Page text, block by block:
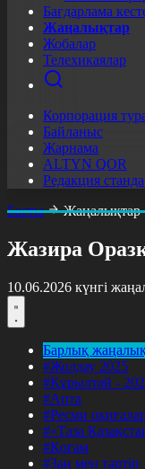
Бағдарлама
Жаңалықтар
Жобалар
Телехикаялар
Корпорация
Байланыс
Жарнама
ALTYN QOR
Редакция
Басты
Жаңалықтар
Жазира
10.06.2026 күнгі
Барлық
#Жолдау 2025
#Құрылтай -
#Апта
#Ресми
#«Таза
#Қоғам
#Заң мен тәртіп